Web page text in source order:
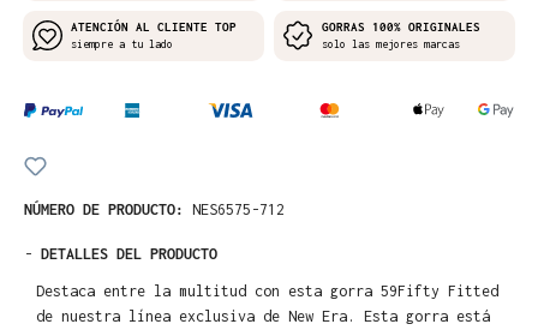
ATENCIÓN AL CLIENTE TOP
siempre a tu lado
GORRAS 100% ORIGINALES
solo las mejores marcas
NÚMERO DE PRODUCTO: NES6575-712
- DETALLES DEL PRODUCTO
Destaca entre la multitud con esta gorra 59Fifty Fitted
de nuestra línea exclusiva de New Era. Esta gorra está